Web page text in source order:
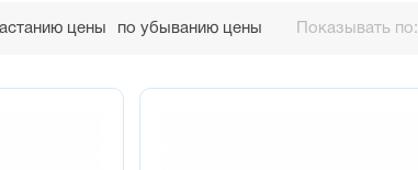
цены по убыванию цены Показывать по: